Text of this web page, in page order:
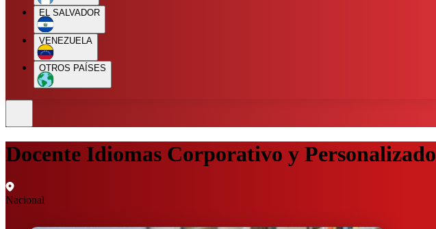
EL SALVADOR
VENEZUELA
OTROS PAÍSES
Docente Idiomas Corporativo y Personalizado
Nacional